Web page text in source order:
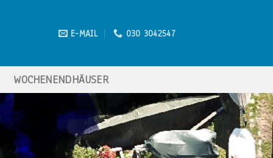
E-MAIL 030 3042547
WOCHENENDHÄUSER